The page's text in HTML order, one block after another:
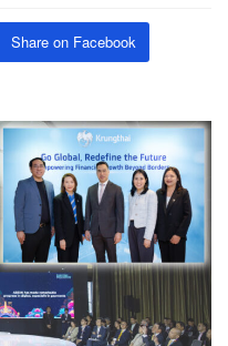
Share on Facebook